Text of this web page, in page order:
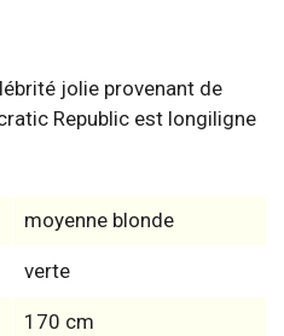
jolie provenant de
Republic est longiligne
moyenne blonde
verte
170 cm